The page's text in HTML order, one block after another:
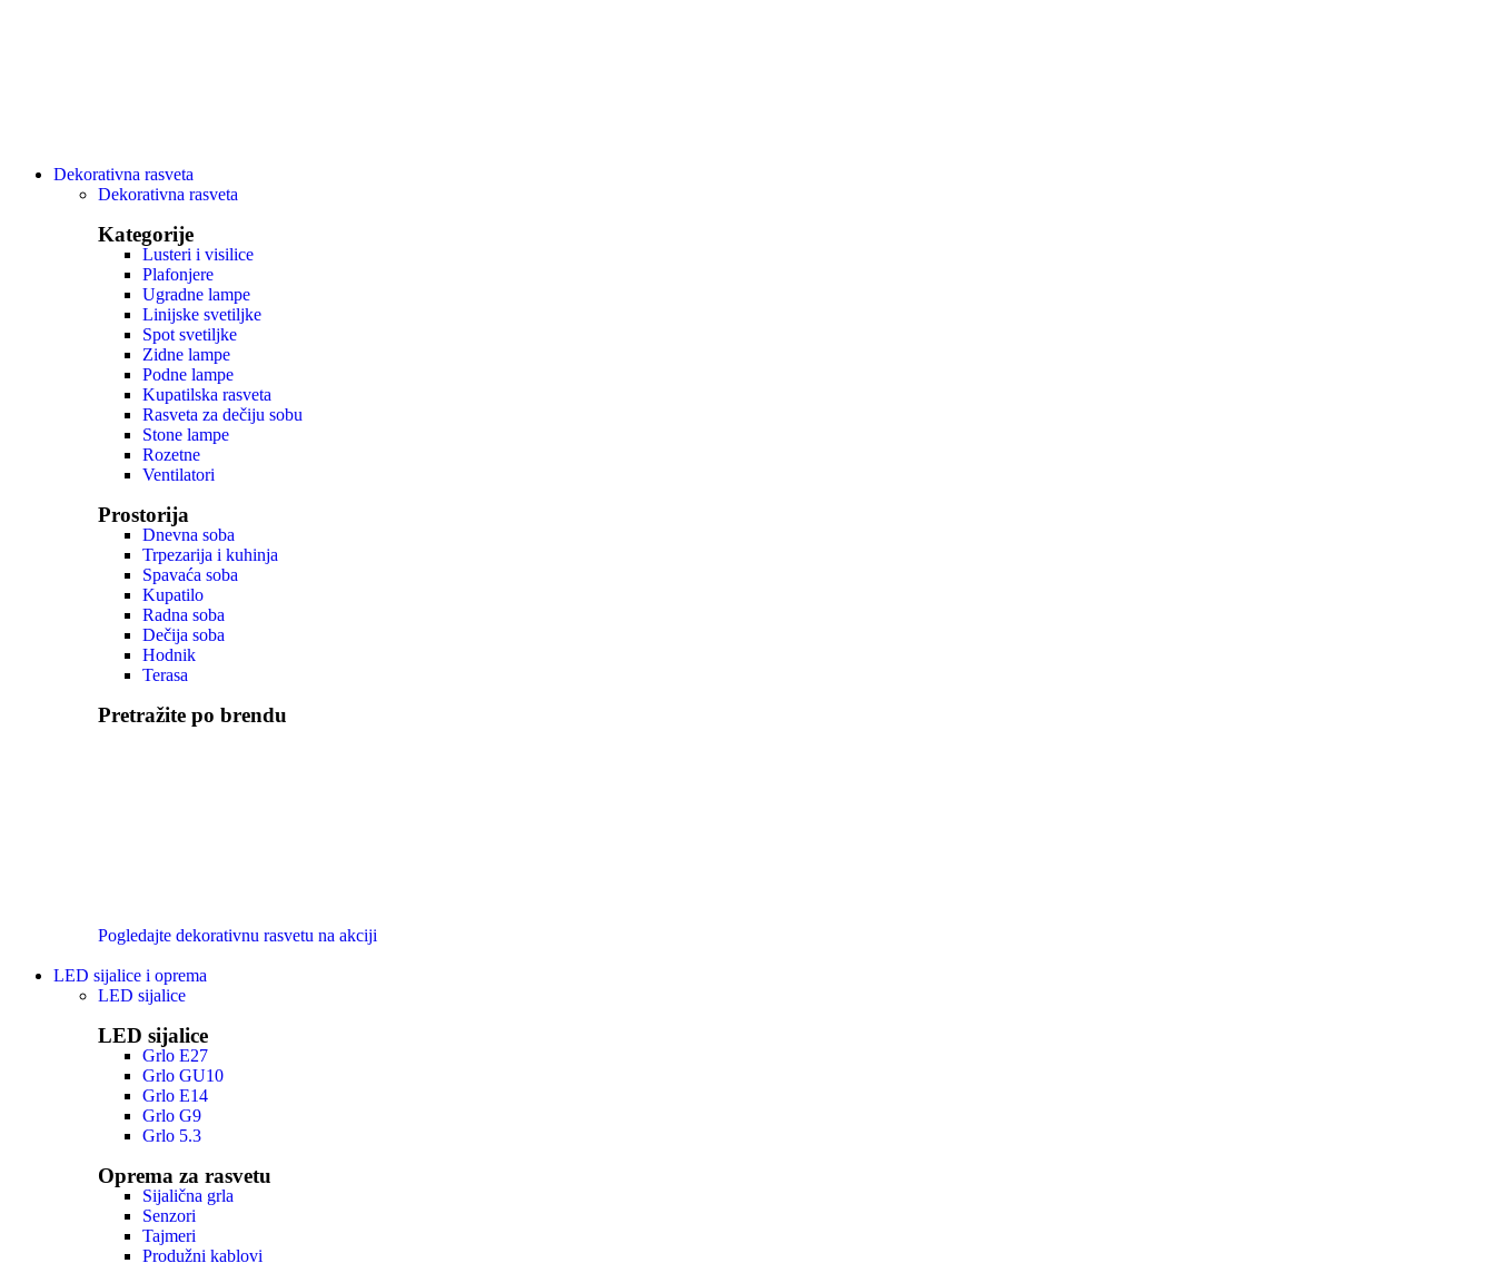
Dekorativna rasveta
Dekorativna rasveta
Kategorije
Lusteri i visilice
Plafonjere
Ugradne lampe
Linijske svetiljke
Spot svetiljke
Zidne lampe
Podne lampe
Kupatilska rasveta
Rasveta za dečiju sobu
Stone lampe
Rozetne
Ventilatori
Prostorija
Dnevna soba
Trpezarija i kuhinja
Spavaća soba
Kupatilo
Radna soba
Dečija soba
Hodnik
Terasa
Pretražite po brendu
Pogledajte dekorativnu rasvetu na akciji
LED sijalice i oprema
LED sijalice
LED sijalice
Grlo E27
Grlo GU10
Grlo E14
Grlo G9
Grlo 5.3
Oprema za rasvetu
Sijalična grla
Senzori
Tajmeri
Produžni kablovi